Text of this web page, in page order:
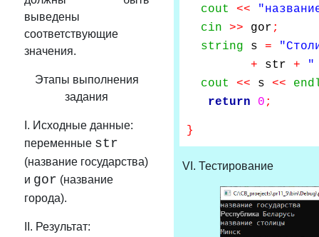
выведены
соответствующие
значения.
Этапы выполнения
задания
I. Исходные данные:
переменные str
(название государства)
и gor (название
города).
II. Результат:
cout
<<
cin
>> gor ;
string s =
+ str +
"
cout
<< s <<
return
0 ;
}
VI. Тестирование